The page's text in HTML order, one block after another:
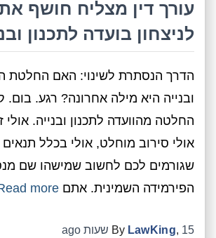
עורך דין מצליח חושף
לניצחון בועדה לתכנון
הדרך הנסתרת לשינוי: האם החלטת
ובנייה היא מילה אחרונה? רגע. בום.
החלטה מהוועדה לתכנון ובנייה. אולי
אולי סירוב מוחלט, אולי בכלל תנאים
שגורמים לכם לחשוב שמישהו שם
הפירמידה השמינית. אתם more…
By LawKing, 15 שעות ago